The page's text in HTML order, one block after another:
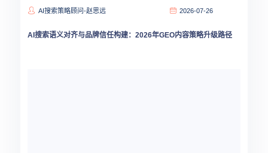
AI搜索策略顾问-赵思远 2026-07-26
AI搜索语义对齐与品牌信任构建：2026年GEO内容策略升级路径